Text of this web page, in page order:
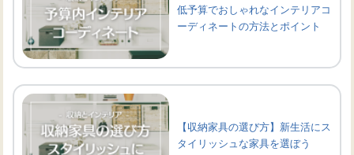
低予算でおしゃれなインテリアコ
ーディネートの方法とポイント
【収納家具の選び方】新生活にス
タイリッシュな家具を選ぼう